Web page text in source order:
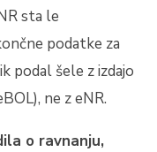
sta le
podatke za
podal šele z izdajo
ne z eNR.
o ravnanju,